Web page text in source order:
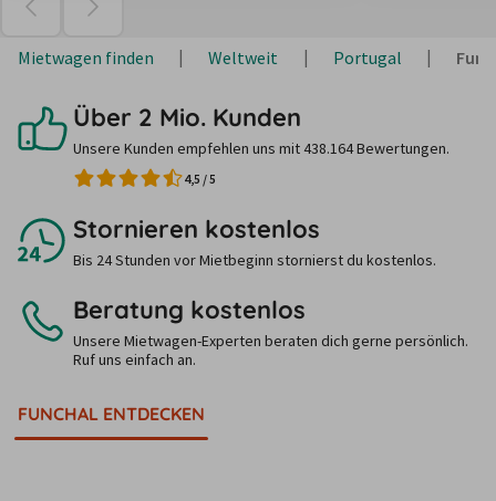
Mietwagen finden Weltweit Portugal
Über 2 Mio. Kunden
Unsere Kunden empfehlen uns mit 438.164 Bewertungen.
4,5 /5
Stornieren kostenlos
Bis 24 Stunden vor Mietbeginn stornierst du kostenlos.
Beratung kostenlos
Unsere Mietwagen-Experten beraten dich gerne persönlich.
Ruf uns einfach an.
FUNCHAL ENTDECKEN